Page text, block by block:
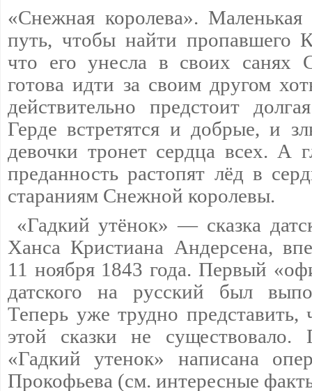
«Снежная королева». Маленькая
путь, чтобы найти пропавшего
что его унесла в своих санях
готова идти за своим другом
действительно предстоит
Герде встретятся и добрые, и
девочки тронет сердца всех. А
преданность растопят лёд в
стараниям Снежной королевы.
«Гадкий утёнок» — сказка
Ханса Кристиана Андерсена,
11 ноября 1843 года. Первый
датского на русский был
Теперь уже трудно представить,
этой сказки не существовало.
«Гадкий утенок» написана
Прокофьева (см. интересные